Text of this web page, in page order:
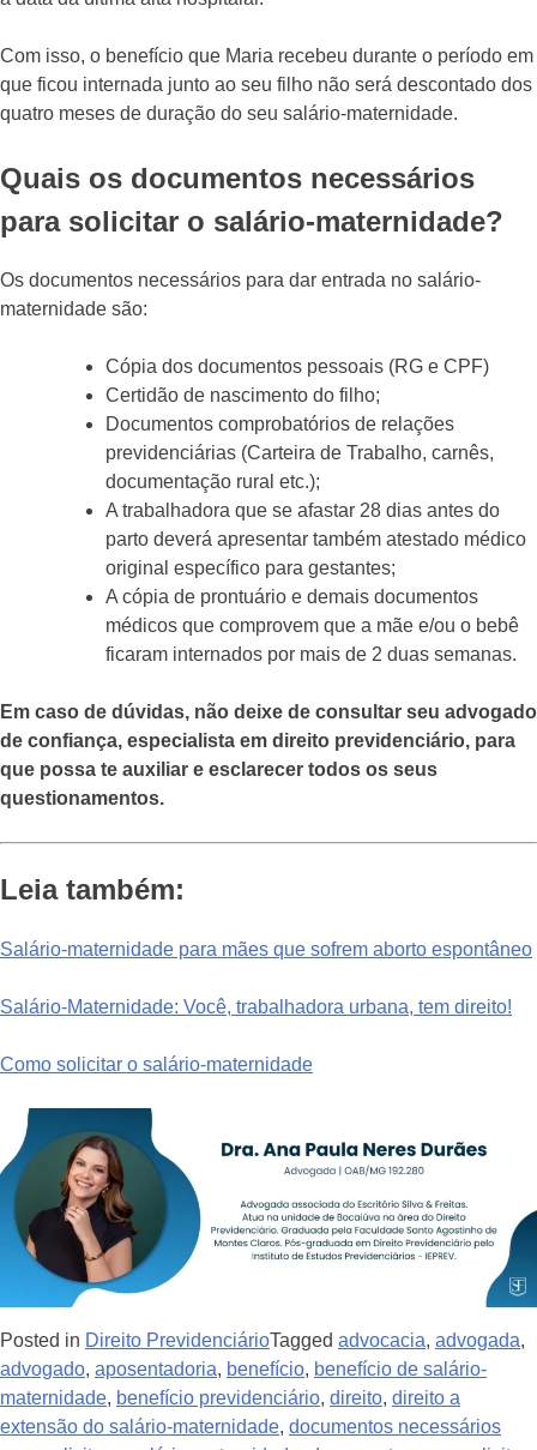
Com isso, o benefício que Maria recebeu durante o período em
que ficou internada junto ao seu filho não será descontado dos
quatro meses de duração do seu salário-maternidade.
Quais os documentos necessários
para solicitar o salário-maternidade?
Os documentos necessários para dar entrada no salário-
maternidade são:
Cópia dos documentos pessoais (RG e CPF)
Certidão de nascimento do filho;
Documentos comprobatórios de relações
previdenciárias (Carteira de Trabalho, carnês,
documentação rural etc.);
A trabalhadora que se afastar 28 dias antes do
parto deverá apresentar também atestado médico
original específico para gestantes;
A cópia de prontuário e demais documentos
médicos que comprovem que a mãe e/ou o bebê
ficaram internados por mais de 2 duas semanas.
Em caso de dúvidas, não deixe de consultar seu advogado
de confiança, especialista em direito previdenciário, para
que possa te auxiliar e esclarecer todos os seus
questionamentos.
Leia também:
Salário-maternidade para mães que sofrem aborto espontâneo
Salário-Maternidade: Você, trabalhadora urbana, tem direito!
Como solicitar o salário-maternidade
Posted in Direito PrevidenciárioTagged advocacia, advogada,
advogado, aposentadoria, benefício, benefício de salário-
maternidade, benefício previdenciário, direito, direito a
extensão do salário-maternidade, documentos necessários